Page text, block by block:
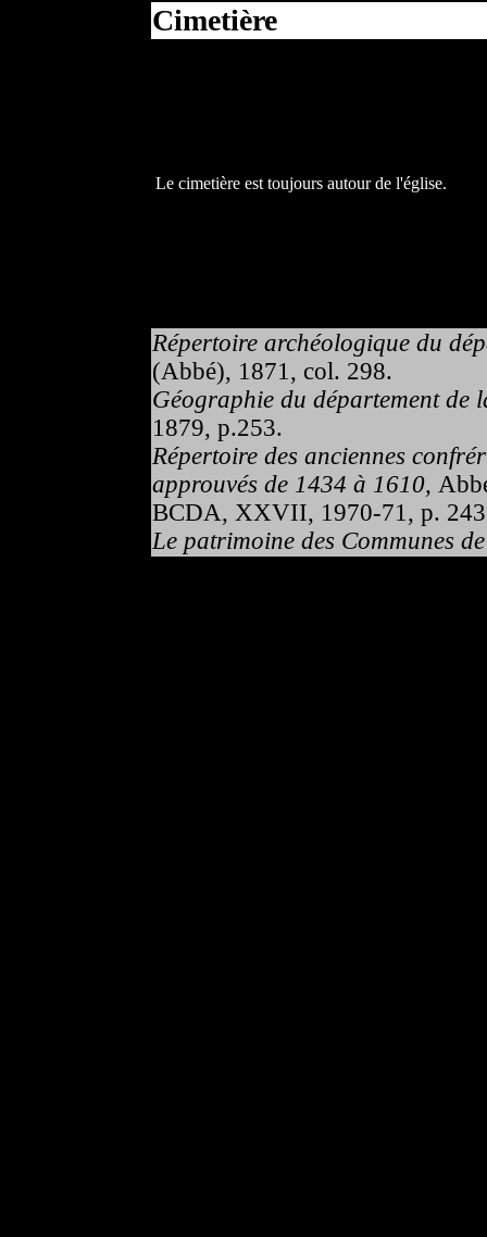
Cimetière
Le cimetière est toujours autour de l'église.
Répertoire archéologique du
(Abbé), 1871, col. 298.
Géographie du département de
1879, p.253.
Répertoire des anciennes
approuvés de 1434 à 1610,
BCDA, XXVII, 1970-71, p. 243
Le patrimoine des Communes